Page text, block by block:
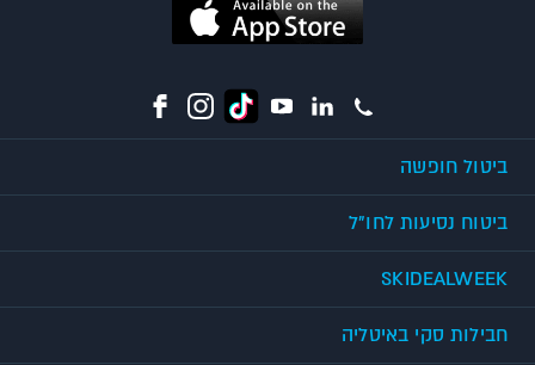
ביטול חופשה
ביטוח נסיעות לחו"ל
SKIDEALWEEK
חבילות סקי באיטליה